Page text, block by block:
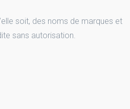
soit, des noms de marques et
sans autorisation.